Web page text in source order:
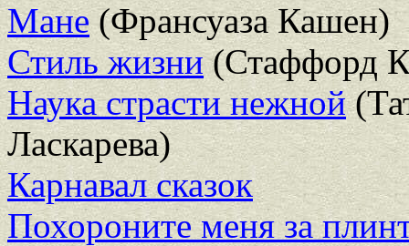
Мане(Франсуаза Кашен)
Стиль жизни(Стаффорд
Наука страсти нежной
Ласкарева)
Карнавал сказок
Похороните меня за